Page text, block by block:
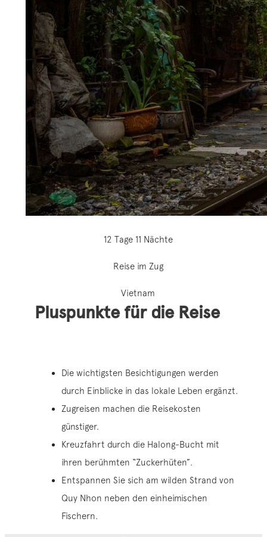
12 Tage 11 Nächte
Reise im Zug
Vietnam
Pluspunkte für die Reise
Die wichtigsten Besichtigungen werden
durch Einblicke in das lokale Leben ergänzt.
Zugreisen machen die Reisekosten
günstiger.
Kreuzfahrt durch die Halong-Bucht mit
ihren berühmten “Zuckerhüten”.
Entspannen Sie sich am wilden Strand von
Quy Nhon neben den einheimischen
Fischern.